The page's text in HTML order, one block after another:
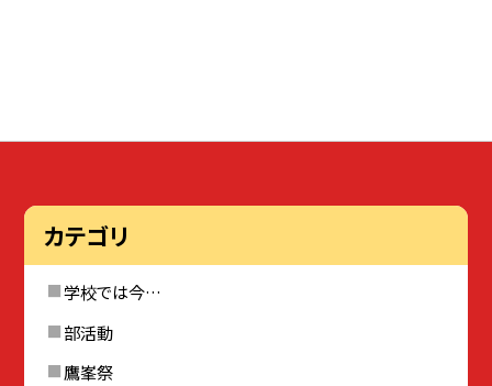
カテゴリ
学校では今…
部活動
鷹峯祭